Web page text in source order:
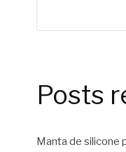
Posts
Manta de silicone